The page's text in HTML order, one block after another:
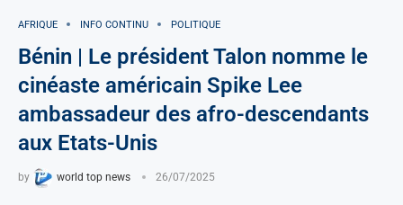
AFRIQUE INFO CONTINU POLITIQUE
Bénin | Le président Talon nomme le
cinéaste américain Spike Lee
ambassadeur des afro-descendants
aux Etats-Unis
by world top news 26/07/2025